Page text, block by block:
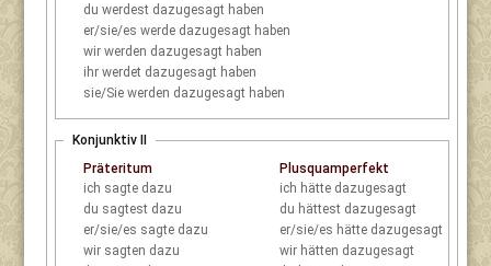
du
werdest dazugesagt haben
er/sie/es
werde dazugesagt haben
wir
werden dazugesagt haben
ihr
werdet dazugesagt haben
sie/Sie
werden dazugesagt haben
Konjunktiv II
Präteritum
ich sagte dazu
du sagtest dazu
er/sie/es sagte dazu
wir sagten dazu
Plusquamperfekt
ich hätte dazugesagt
du hättest dazugesagt
er/sie/es hätte dazugesagt
wir hätten dazugesagt